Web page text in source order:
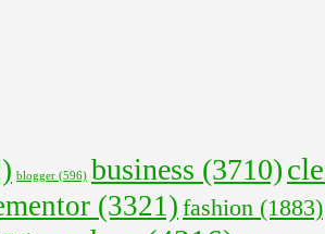
blogger (596) business (3710)
(3321) fashion (1883)